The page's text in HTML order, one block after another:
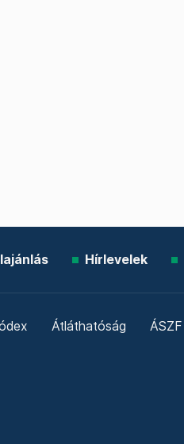
Hírlevelek
Átláthatóság ÁSZF